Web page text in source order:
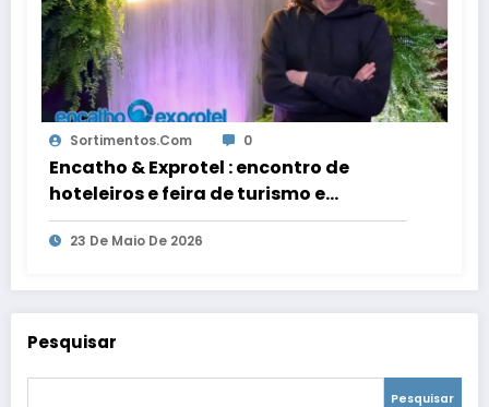
Sortimentos.com 0
Encatho & Exprotel : encontro de
hoteleiros e feira de turismo e
hotelaria nos sites da Sortimento
Comunicação
23 De Maio De 2026
Pesquisar
Pesquisar